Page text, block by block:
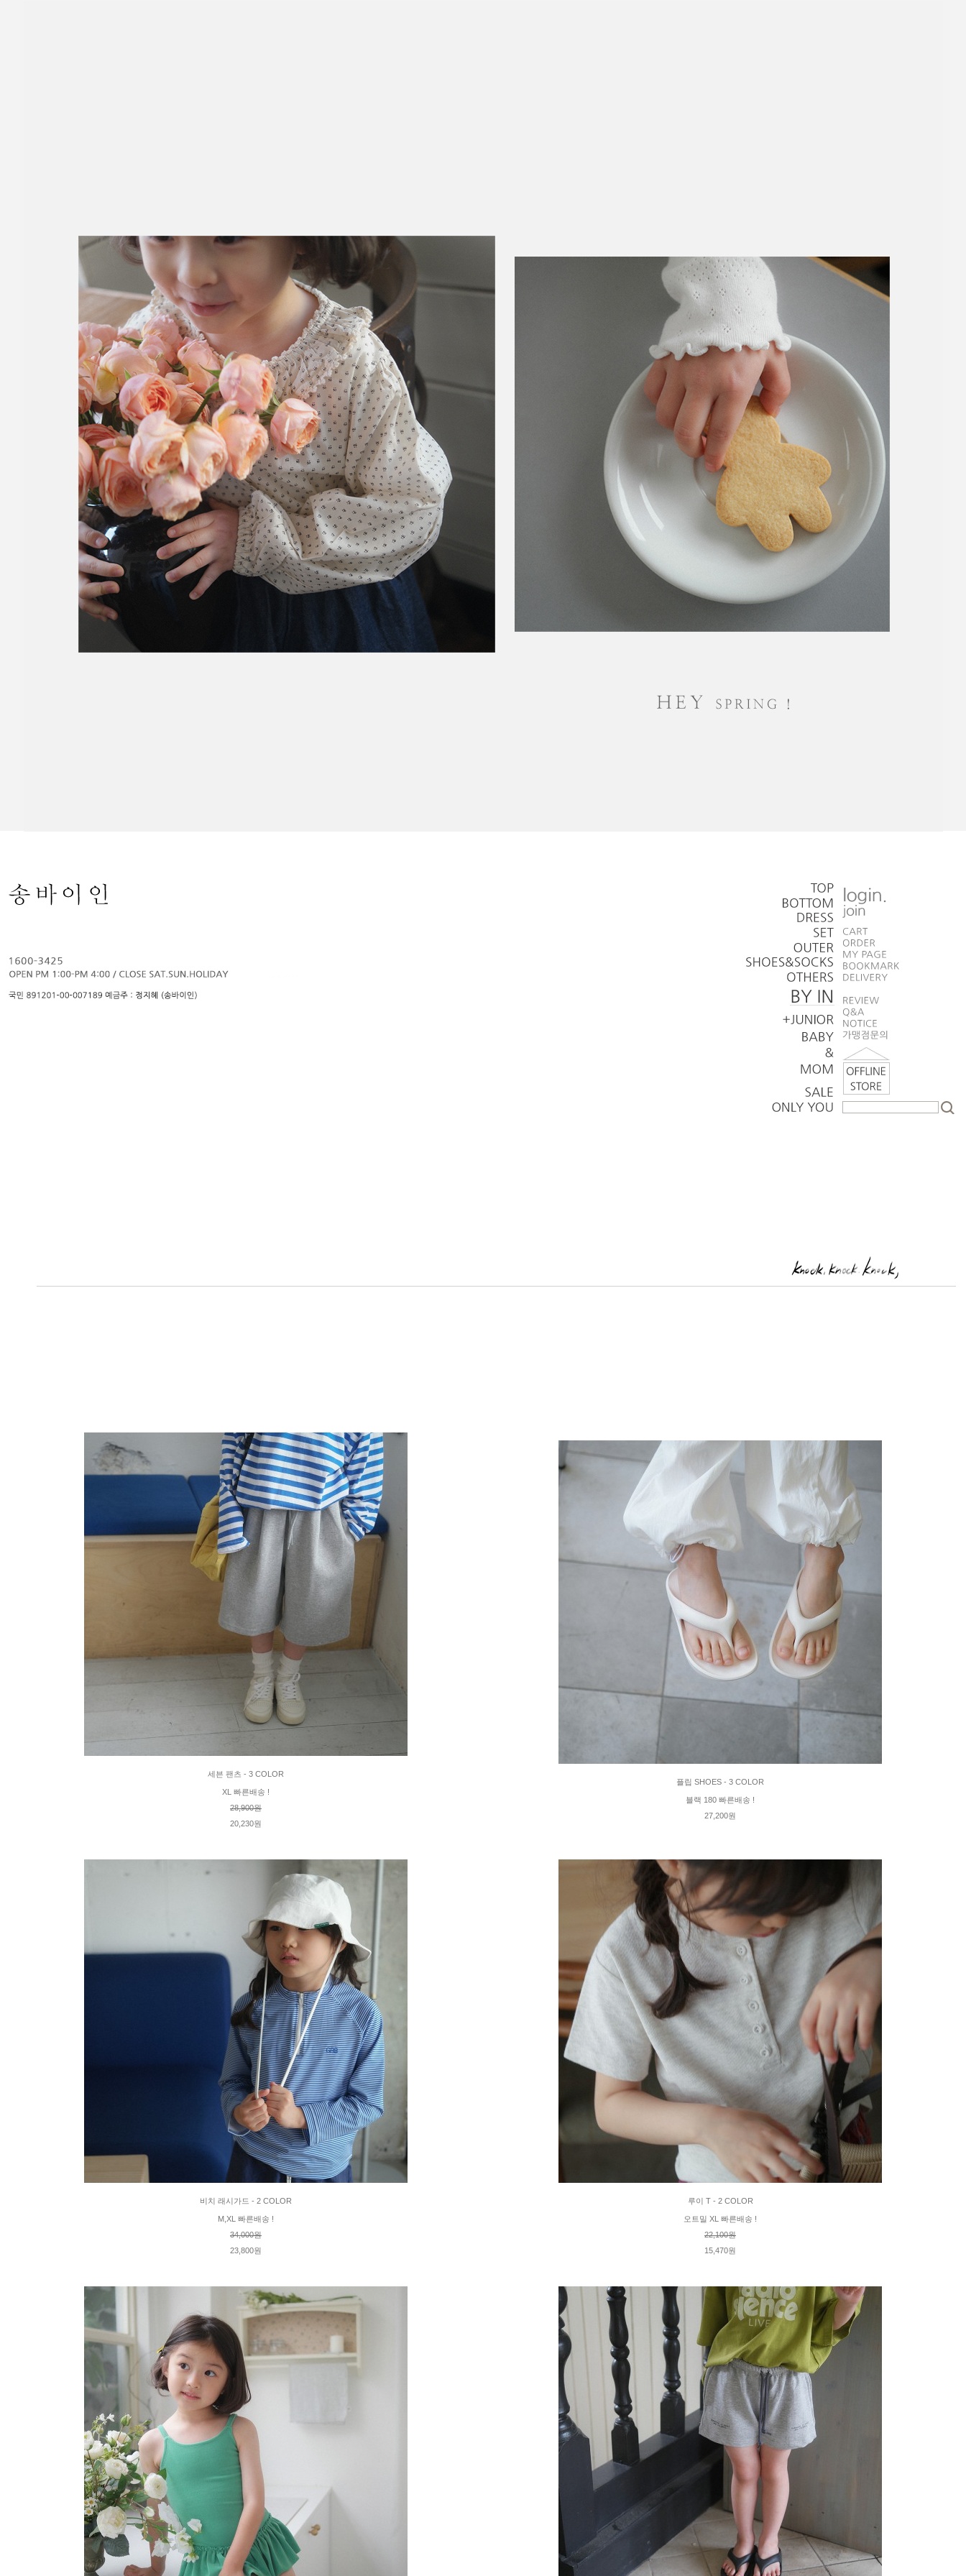
세븐 팬츠 - 3 COLOR
XL 빠른배송 !
28,900원
20,230원
플립 SHOES - 3 COLOR
블랙 180 빠른배송 !
27,200원
비치 래시가드 - 2 COLOR
M,XL 빠른배송 !
34,000원
23,800원
루이 T - 2 COLOR
오트밀 XL 빠른배송 !
22,100원
15,470원